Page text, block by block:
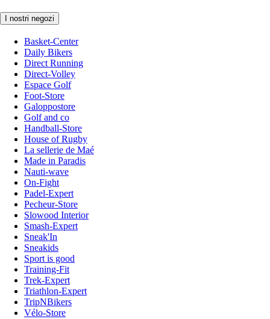
I nostri negozi
Basket-Center
Daily Bikers
Direct Running
Direct-Volley
Espace Golf
Foot-Store
Galoppostore
Golf and co
Handball-Store
House of Rugby
La sellerie de Maé
Made in Paradis
Nauti-wave
On-Fight
Padel-Expert
Pecheur-Store
Slowood Interior
Smash-Expert
Sneak'In
Sneakids
Sport is good
Training-Fit
Trek-Expert
Triathlon-Expert
TripNBikers
Vélo-Store